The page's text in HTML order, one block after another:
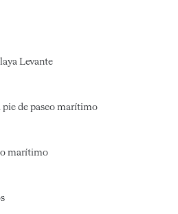
Levante
pie de paseo marítimo
marítimo